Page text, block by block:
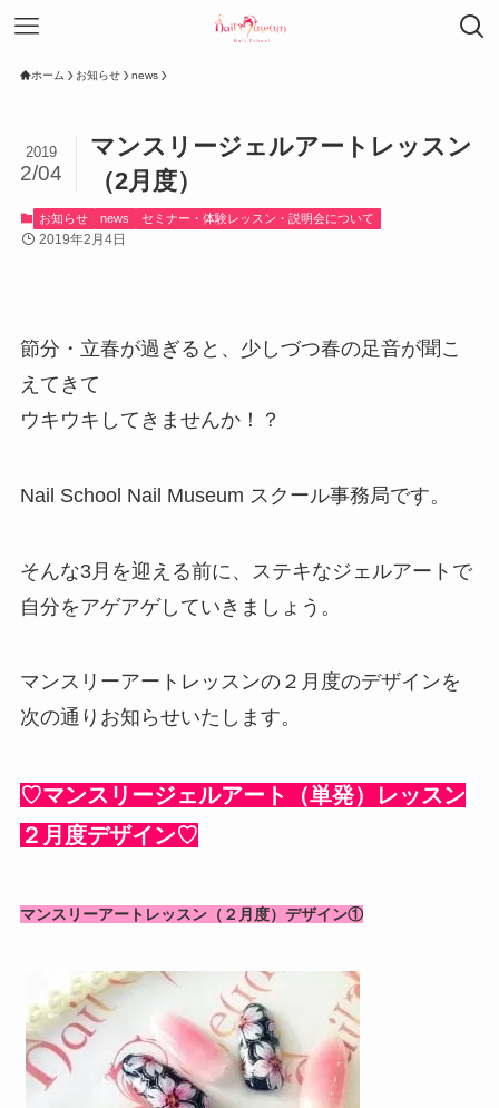
ホーム お知らせ news
マンスリージェルアートレッスン
（2月度）
2019
2/04
お知らせ news セミナー・体験レッスン・説明会について
2019年2月4日
節分・立春が過ぎると、少しづつ春の足音が聞こ
えてきて
ウキウキしてきませんか！？
Nail School Nail Museum スクール事務局です。
そんな3月を迎える前に、ステキなジェルアートで
自分をアゲアゲしていきましょう。
マンスリーアートレッスンの２月度のデザインを
次の通りお知らせいたします。
♡マンスリージェルアート（単発）レッスン
２月度デザイン♡
マンスリーアートレッスン（２月度）デザイン①